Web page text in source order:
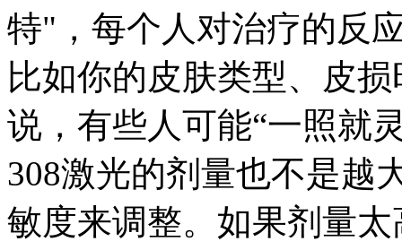
特"，每个人对治疗的反
比如你的皮肤类型、皮
说，有些人可能“一照就
308激光的剂量也不是越
敏度来调整。如果剂量